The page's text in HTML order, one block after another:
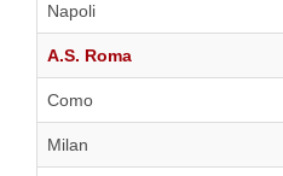
Napoli
A.S. Roma
Como
Milan